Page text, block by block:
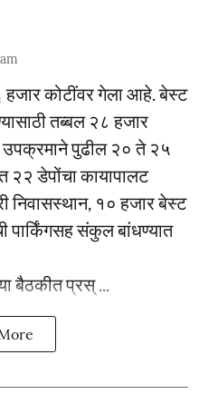
हजार कोटींवर गेला आहे. बेस्ट
तब्बल २८ हजार
उपक्रमाने पुढील २० ते २५
२२ डेपोंचा कायापालट
निवासस्थान, १० हजार बेस्ट
पार्किंगसह संकुल बांधण्यात
बैठकीत प्रस् ...